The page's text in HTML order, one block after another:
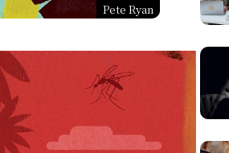
Pete Ryan